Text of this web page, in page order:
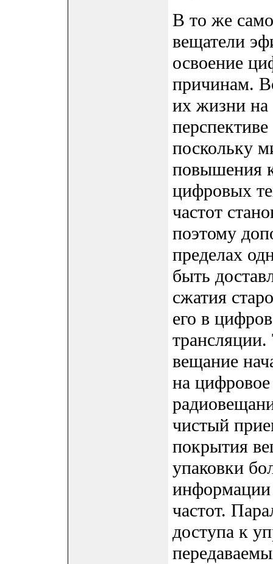
В то же
вещатели
освоение
причинам.
их жизни на
поскольку
повышения
цифровых
частот
поэтому
пределах
быть
сжатия
его в
вещание
на
чистый
покрытия
упаковки
частот.
доступа к